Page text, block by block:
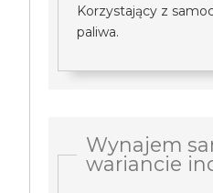
Korzystający z
paliwa.
Wynajem
wariancie